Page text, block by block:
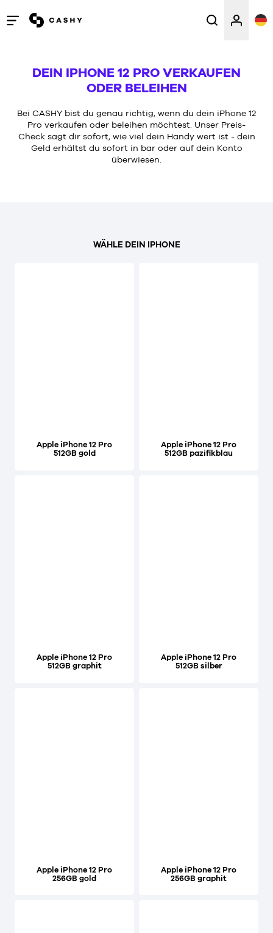
Menü
schließen
DEIN IPHONE 12 PRO VERKAUFEN
ODER BELEIHEN
Bei CASHY bist du genau richtig, wenn du dein iPhone 12
Pro verkaufen oder beleihen möchtest. Unser Preis-
Check sagt dir sofort, wie viel dein Handy wert ist - dein
Geld erhältst du sofort in bar oder auf dein Konto
überwiesen.
WÄHLE DEIN IPHONE
Apple iPhone 12 Pro
512GB gold
Apple iPhone 12 Pro
512GB pazifikblau
Apple iPhone 12 Pro
512GB graphit
Apple iPhone 12 Pro
512GB silber
Apple iPhone 12 Pro
256GB gold
Apple iPhone 12 Pro
256GB graphit